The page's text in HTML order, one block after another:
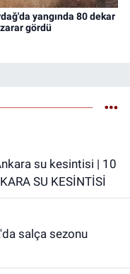
yangında 80 dekar
gördü
SU KESİNTİSİ